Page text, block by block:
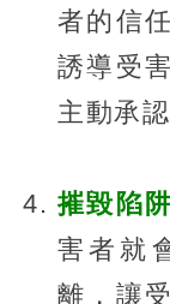
者的信
誘導受
主動承
摧毀陷
害者就
離，讓